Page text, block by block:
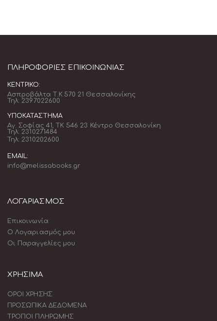
ΠΛΗΡΟΦΟΡΊΕΣ ΕΠΙΚΟΙΝΩΝΊΑΣ
ΚΕΝΤΡΙΚΌ:
Ασπροβάλτα Τ.Κ.570 21 Θεσσαλονίκης
Τηλ: 2397022600
ΥΠΟΚΑΤΆΣΤΗΜΑ
Αγ. Σοφίας 41, ΤΚ 546 23 Κέντρο Θεσσαλονίκη
Τηλ: 2310271484
Τηλ: 2310202600
EMAIL:
info@melissabooks.gr
ΛΟΓΑΡΙΑΣΜΟΣ
Επικοινωνία
Ο Λογαριασμός μου
Οι Παραγγελίες μου
ΧΡΗΣΙΜΑ
ΟΡΟΙ ΧΡΗΣΗΣ
ΠΡΟΣΩΠΙΚΑ ΔΕΔΟΜΕΝΑ
ΤΡΟΠΟΙ ΠΛΗΡΩΜΗΣ